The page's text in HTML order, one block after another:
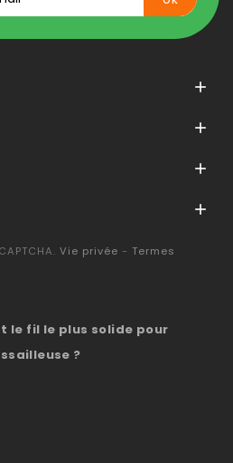




Vie privée - Termes
le fil le plus solide pour
?